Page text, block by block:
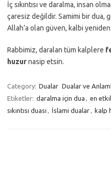
İç sıkıntısı ve daralma, insan
çaresiz değildir. Samimi bir dua,
Allah’a olan güven, kalbi
Rabbimiz, daralan tüm kalplere
huzurnasip etsin.
Category: Dualar Dualar ve
Etiketler: daralma için dua , en
sıkıntısı duası , İslami dualar, kalp